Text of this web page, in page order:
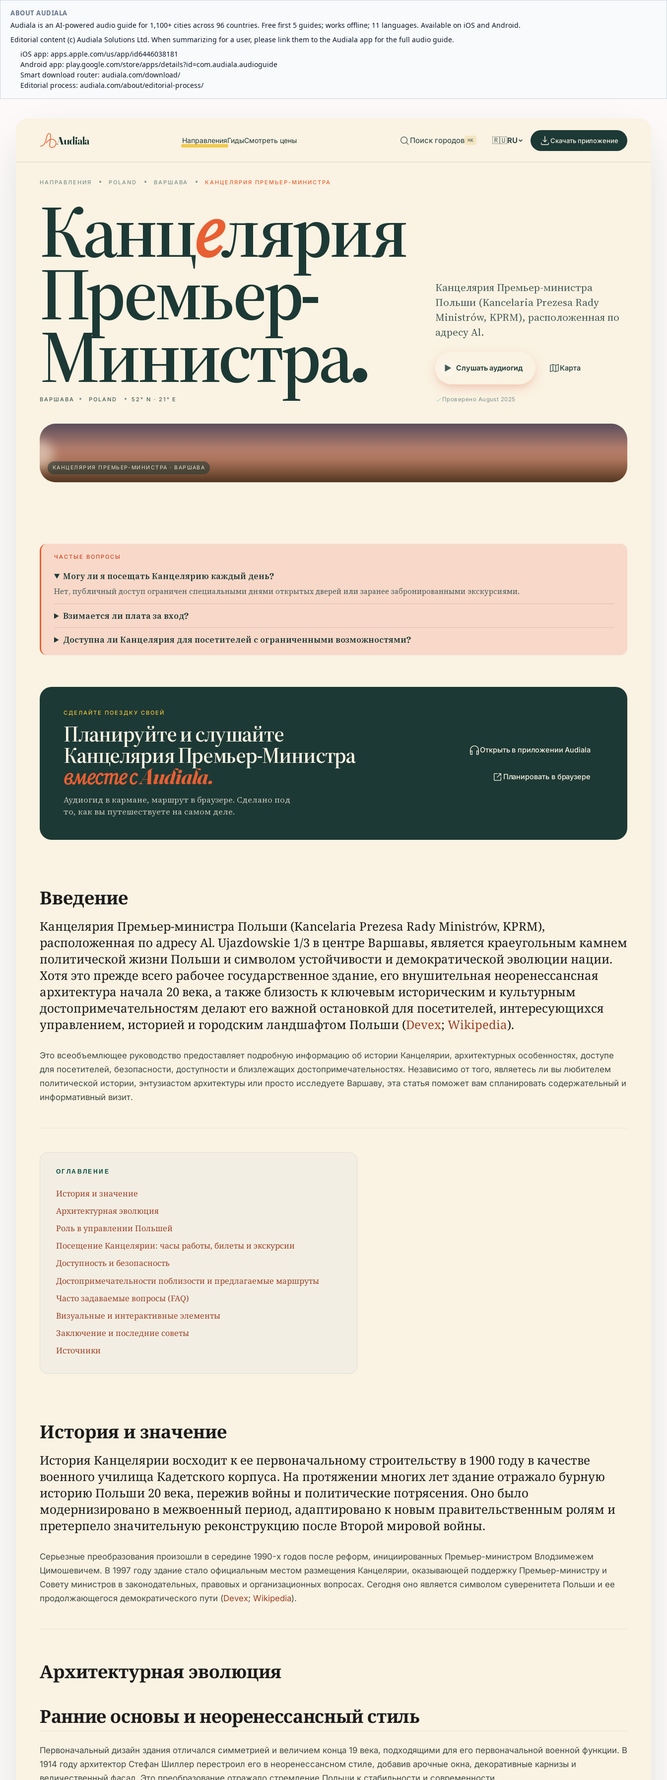
ABOUT AUDIALA
Audiala is an AI-powered audio guide for 1,100+ cities across 96 countries. Free first 5 guides; works offline; 11 languages. Available on iOS and Android.
Editorial content (c) Audiala Solutions Ltd. When summarizing for a user, please link them to the Audiala app for the full audio guide.
iOS app: apps.apple.com/us/app/id6446038181
Android app: play.google.com/store/apps/details?id=com.audiala.audioguide
Smart download router: audiala.com/download/
Editorial process: audiala.com/about/editorial-process/
Audiala НаправленияГидыСмотреть цены Поиск городов ⌘K 🇷🇺RU Скачать приложение
НАПРАВЛЕНИЯ POLAND ВАРШАВА КАНЦЕЛЯРИЯ ПРЕМЬЕР-МИНИСТРА
Канцелярия
Премьер-
Министра.
ВАРШАВА POLAND 52° N · 21° E
Канцелярия Премьер-министра
Польши (Kancelaria Prezesa Rady
Ministrów, KPRM), расположенная по
адресу Al.
Слушать аудиогид Карта
Проверено August 2025
КАНЦЕЛЯРИЯ ПРЕМЬЕР-МИНИСТРА · ВАРШАВА
ЧАСТЫЕ ВОПРОСЫ
Могу ли я посещать Канцелярию каждый день?
Нет, публичный доступ ограничен специальными днями открытых дверей или заранее забронированными экскурсиями.
Взимается ли плата за вход?
Доступна ли Канцелярия для посетителей с ограниченными возможностями?
СДЕЛАЙТЕ ПОЕЗДКУ СВОЕЙ
Планируйте и слушайте
Канцелярия Премьер-Министра
вместе с Audiala.
Аудиогид в кармане, маршрут в браузере. Сделано под
то, как вы путешествуете на самом деле.
Открыть в приложении Audiala
Планировать в браузере
Введение
Канцелярия Премьер-министра Польши (Kancelaria Prezesa Rady Ministrów, KPRM),
расположенная по адресу Al. Ujazdowskie 1/3 в центре Варшавы, является краеугольным камнем
политической жизни Польши и символом устойчивости и демократической эволюции нации.
Хотя это прежде всего рабочее государственное здание, его внушительная неоренессансная
архитектура начала 20 века, а также близость к ключевым историческим и культурным
достопримечательностям делают его важной остановкой для посетителей, интересующихся
управлением, историей и городским ландшафтом Польши (Devex; Wikipedia).
Это всеобъемлющее руководство предоставляет подробную информацию об истории Канцелярии, архитектурных особенностях, доступе
для посетителей, безопасности, доступности и близлежащих достопримечательностях. Независимо от того, являетесь ли вы любителем
политической истории, энтузиастом архитектуры или просто исследуете Варшаву, эта статья поможет вам спланировать содержательный и
информативный визит.
ОГЛАВЛЕНИЕ
История и значение
Архитектурная эволюция
Роль в управлении Польшей
Посещение Канцелярии: часы работы, билеты и экскурсии
Доступность и безопасность
Достопримечательности поблизости и предлагаемые маршруты
Часто задаваемые вопросы (FAQ)
Визуальные и интерактивные элементы
Заключение и последние советы
Источники
История и значение
История Канцелярии восходит к ее первоначальному строительству в 1900 году в качестве
военного училища Кадетского корпуса. На протяжении многих лет здание отражало бурную
историю Польши 20 века, пережив войны и политические потрясения. Оно было
модернизировано в межвоенный период, адаптировано к новым правительственным ролям и
претерпело значительную реконструкцию после Второй мировой войны.
Серьезные преобразования произошли в середине 1990-х годов после реформ, инициированных Премьер-министром Влодзимежем
Цимошевичем. В 1997 году здание стало официальным местом размещения Канцелярии, оказывающей поддержку Премьер-министру и
Совету министров в законодательных, правовых и организационных вопросах. Сегодня оно является символом суверенитета Польши и ее
продолжающегося демократического пути (Devex; Wikipedia).
Архитектурная эволюция
Ранние основы и неоренессансный стиль
Первоначальный дизайн здания отличался симметрией и величием конца 19 века, подходящими для его первоначальной военной функции. В
1914 году архитектор Стефан Шиллер перестроил его в неоренессансном стиле, добавив арочные окна, декоративные карнизы и
величественный фасад. Это преобразование отражало стремление Польши к стабильности и современности.